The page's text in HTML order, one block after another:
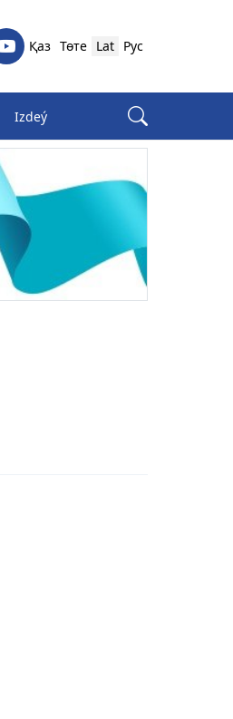
Қаз Төте Lat Рус